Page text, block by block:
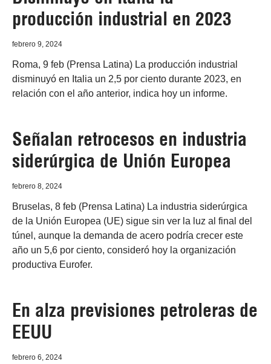
producción industrial en 2023
febrero 9, 2024
Roma, 9 feb (Prensa Latina) La producción industrial
disminuyó en Italia un 2,5 por ciento durante 2023, en
relación con el año anterior, indica hoy un informe.
Señalan retrocesos en industria
siderúrgica de Unión Europea
febrero 8, 2024
Bruselas, 8 feb (Prensa Latina) La industria siderúrgica
de la Unión Europea (UE) sigue sin ver la luz al final del
túnel, aunque la demanda de acero podría crecer este
año un 5,6 por ciento, consideró hoy la organización
productiva Eurofer.
En alza previsiones petroleras de
EEUU
febrero 6, 2024